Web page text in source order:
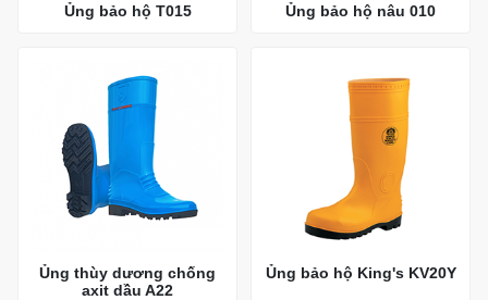
Ủng bảo hộ T015 Ủng bảo hộ nâu 010
Ủng thùy dương chống
axit dầu A22
Ủng bảo hộ King's KV20Y